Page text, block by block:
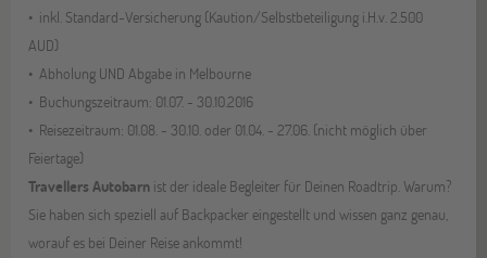
inkl. Standard-Versicherung (Kaution/Selbstbeteiligung i.H.v. 2.500
AUD)
Abholung UND Abgabe in Melbourne
Buchungszeitraum: 01.07. - 30.10.2016
Reisezeitraum: 01.08. - 30.10. oder 01.04. - 27.06. (nicht möglich über
Feiertage)
Travellers Autobarn ist der ideale Begleiter für Deinen Roadtrip. Warum?
Sie haben sich speziell auf Backpacker eingestellt und wissen ganz genau,
worauf es bei Deiner Reise ankommt!